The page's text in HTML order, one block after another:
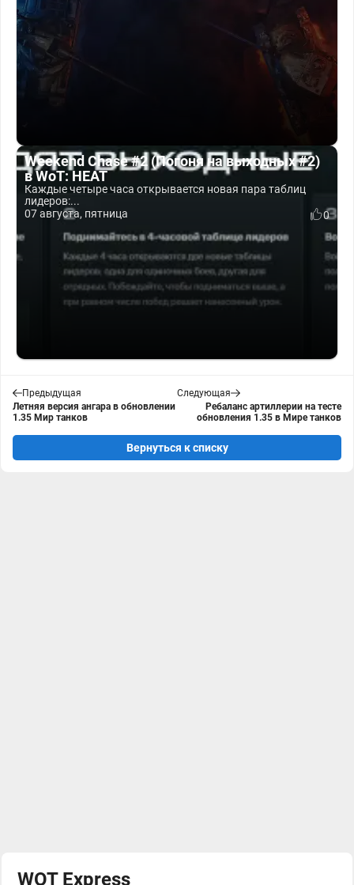
Weekend Chase #2 (Погоня на выходных #2)
в WoT: HEAT
Каждые четыре часа открывается новая пара таблиц
лидеров:...
07 августа, пятница
0
Предыдущая
Летняя версия ангара в обновлении
1.35 Мир танков
Следующая
Ребаланс артиллерии на тесте
обновления 1.35 в Мире танков
Вернуться к списку
WOT Express